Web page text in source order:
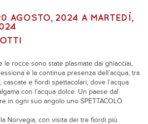
AGOSTO, 2024 A MARTEDÌ,
le rocce sono state plasmate dai ghiacciai,
è la continua presenza dell’acqua, tra
cascate e fiordi spettacolari; dove l’acqua
con l’acqua dolce. Un paese dal
in ogni suo angolo uno SPETTACOLO
Norvegia, con visita dei tre fiordi più